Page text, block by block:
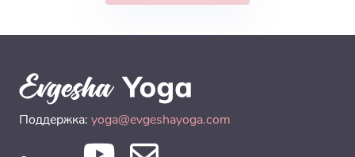
Поддержка: yoga@evgeshayoga.com